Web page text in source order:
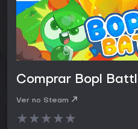
Comprar Bopl
Ver no Steam
★★★★★